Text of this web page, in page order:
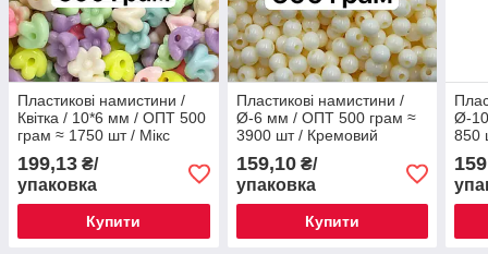
Пластикові намистини /
Квітка / 10*6 мм / ОПТ 500
грам ≈ 1750 шт / Мікс
199,13 ₴/
упаковка
Купити
Пластикові намистини /
Ø-6 мм / ОПТ 500 грам ≈
3900 шт / Кремовий
159,10₴/
упаковка
Купити
Ø-
850